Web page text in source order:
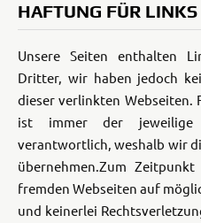
HAFTUNG FÜR LINKS
Unsere Seiten enthalten
Dritter, wir haben jedoch
dieser verlinkten Webseiten.
ist immer der jeweilige
verantwortlich, weshalb wir
übernehmen.Zum
fremden Webseiten auf
und keinerlei